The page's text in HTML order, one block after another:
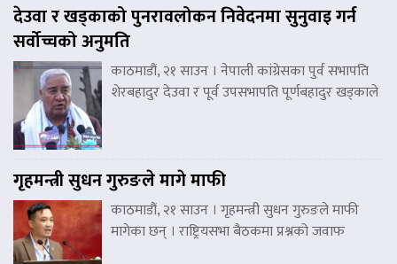
देउवा र खड्काको पुनरावलोकन निवेदनमा सुनुवाइ गर्न
सर्वोच्चको अनुमति
काठमाडौं, २१ साउन । नेपाली कांग्रेसका पुर्व सभापति
शेरबहादुर देउवा र पूर्व उपसभापति पूर्णबहादुर खड्काले
गृहमन्त्री सुधन गुरुङले मागे माफी
काठमाडौं, २१ साउन । गृहमन्त्री सुधन गुरुङले माफी
मागेका छन् । राष्ट्रियसभा बैठकमा प्रश्नको जवाफ